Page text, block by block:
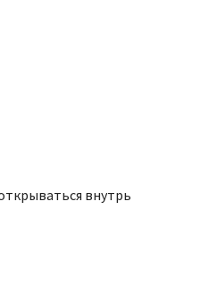
внутрь